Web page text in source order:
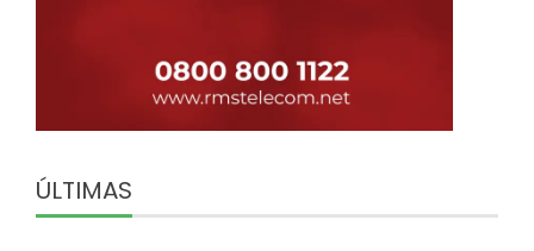
ÚLTIMAS